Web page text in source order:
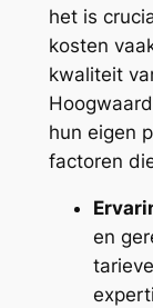
het is
kosten
kwaliteit
hun eigen
factoren
en